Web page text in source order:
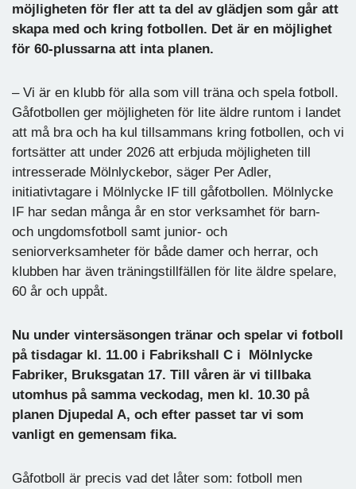
möjligheten för fler att ta del av glädjen som går att
skapa med och kring fotbollen. Det är en möjlighet
för 60-plussarna att inta planen.
– Vi är en klubb för alla som vill träna och spela fotboll.
Gåfotbollen ger möjligheten för lite äldre runtom i landet
att må bra och ha kul tillsammans kring fotbollen, och vi
fortsätter att under 2026 att erbjuda möjligheten till
intresserade Mölnlyckebor, säger Per Adler,
initiativtagare i Mölnlycke IF till gåfotbollen. Mölnlycke
IF har sedan många år en stor verksamhet för barn-
och ungdomsfotboll samt junior- och
seniorverksamheter för både damer och herrar, och
klubben har även träningstillfällen för lite äldre spelare,
60 år och uppåt.
Nu under vintersäsongen tränar och spelar vi fotboll
på tisdagar kl. 11.00 i Fabrikshall C i Mölnlycke
Fabriker, Bruksgatan 17. Till våren är vi tillbaka
utomhus på samma veckodag, men kl. 10.30 på
planen Djupedal A, och efter passet tar vi som
vanligt en gemensam fika.
Gåfotboll är precis vad det låter som: fotboll men